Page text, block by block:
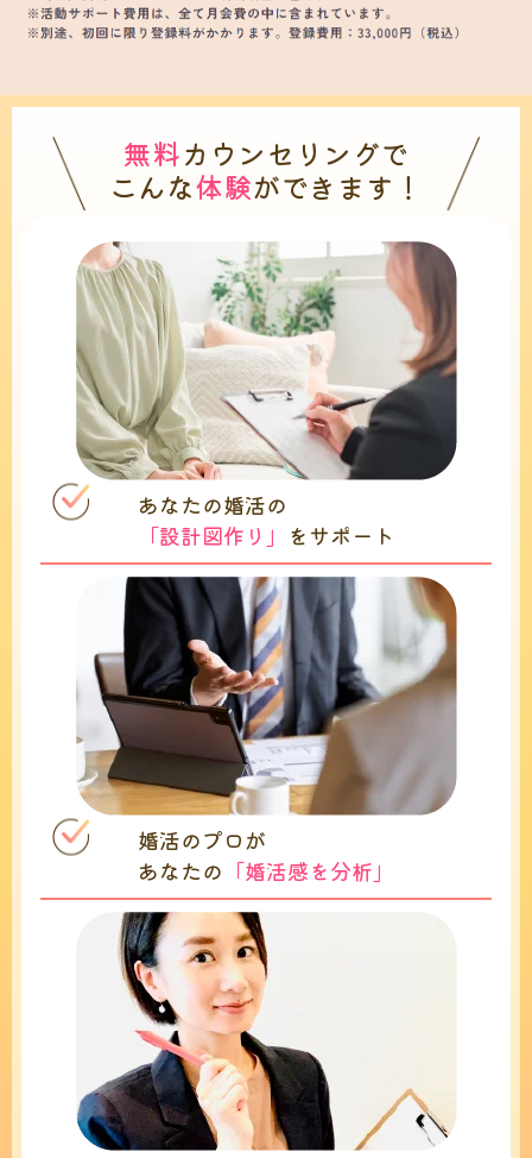
無料カウンセリングで
こんな体験ができます！
あなたの婚活の
「設計図作り」 をサポート
婚活のプロが
あなたの 「婚活感を分析」